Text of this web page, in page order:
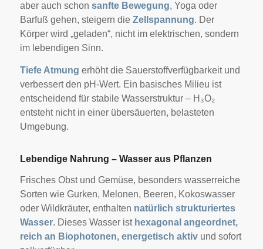
aber auch schon sanfte Bewegung, Yoga oder
Barfuß gehen, steigern die Zellspannung. Der
Körper wird „geladen“, nicht im elektrischen, sondern
im lebendigen Sinn.
Tiefe Atmung erhöht die Sauerstoffverfügbarkeit und
verbessert den pH-Wert. Ein basisches Milieu ist
entscheidend für stabile Wasserstruktur – H₃O₂
entsteht nicht in einer übersäuerten, belasteten
Umgebung.
Lebendige Nahrung – Wasser aus Pflanzen
Frisches Obst und Gemüse, besonders wasserreiche
Sorten wie Gurken, Melonen, Beeren, Kokoswasser
oder Wildkräuter, enthalten natürlich strukturiertes
Wasser. Dieses Wasser ist hexagonal angeordnet,
reich an Biophotonen, energetisch aktivund sofort